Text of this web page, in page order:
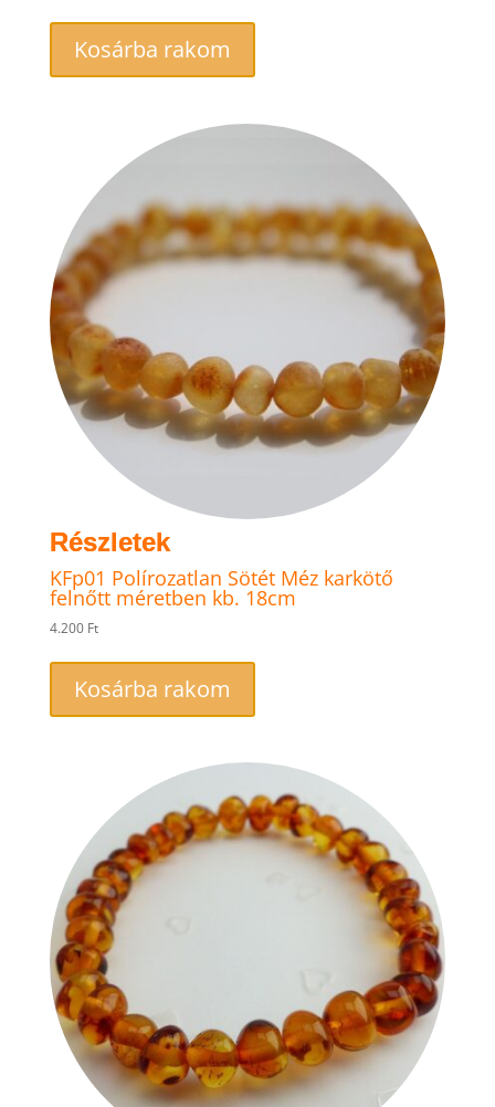
Kosárba rakom
KFp01 Polírozatlan Sötét Méz karkötő
felnőtt méretben kb. 18cm
4.200 Ft
Kosárba rakom